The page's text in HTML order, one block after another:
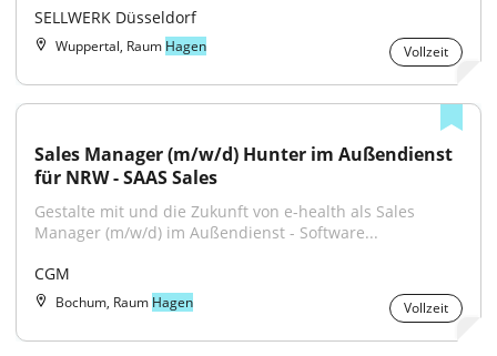
SELLWERK Düsseldorf
Wuppertal, Raum Hagen Vollzeit
Sales Manager (m/w/d) Hunter im Außendienst
für NRW - SAAS Sales
Gestalte mit und die Zukunft von e-health als Sales
Manager (m/w/d) im Außendienst - Software...
CGM
Bochum, Raum Hagen Vollzeit